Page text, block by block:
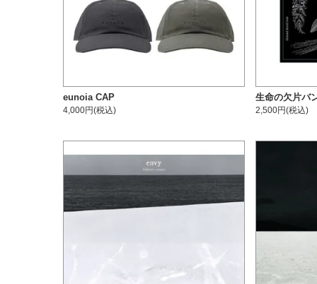
eunoia CAP
4,000円(税込)
生命の欠片バ
2,500円(税込)